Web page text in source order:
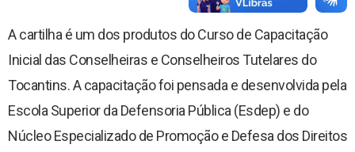
Consulta de Precedentes
Revista Adsumus
Revista Arandu - Norteando Direitos
A cartilha é um dos produtos do Curso de Capacitação
Inicial das Conselheiras e Conselheiros Tutelares do
Tocantins. A capacitação foi pensada e desenvolvida pela
Escola Superior da Defensoria Pública (Esdep) e do
Núcleo Especializado de Promoção e Defesa dos Direitos